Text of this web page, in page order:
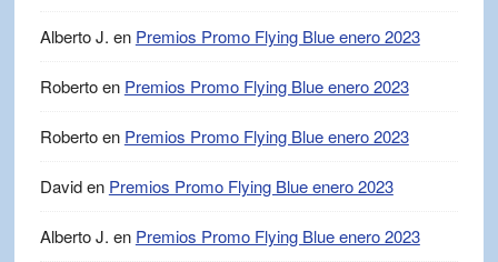
Alberto J. en Premios Promo Flying Blue enero 2023
Robertoen Premios Promo Flying Blue enero 2023
Robertoen Premios Promo Flying Blue enero 2023
Daviden Premios Promo Flying Blue enero 2023
Alberto J. en Premios Promo Flying Blue enero 2023